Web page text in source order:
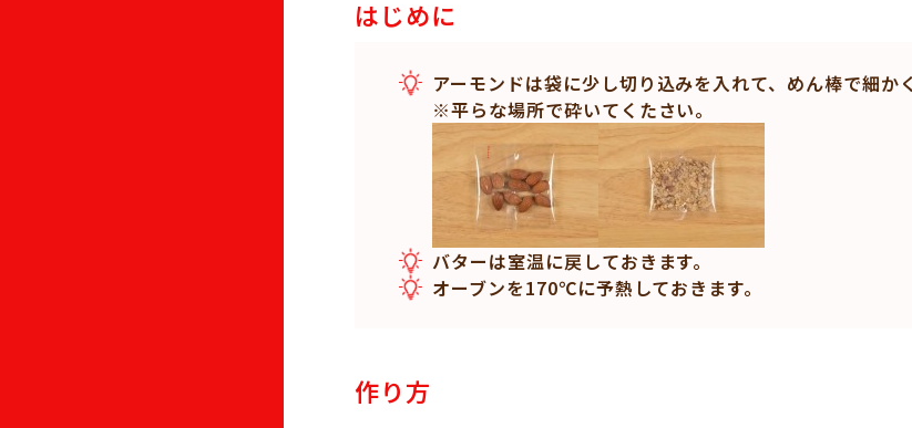
はじめに
アーモンドは袋に少し切り込みを入れて、めん棒で細か
※平らな場所で砕いてくたさい。
バターは室温に戻しておきます。
オーブンを170℃に予熱しておきます。
作り方